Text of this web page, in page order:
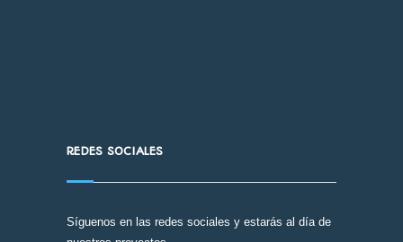
REDES SOCIALES
Síguenos en las redes sociales y estarás al día de